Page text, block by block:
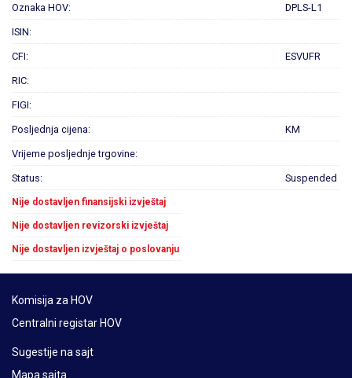
Oznaka HOV: DPLS-L1
ISIN:
CFI: ESVUFR
RIC:
FIGI:
Posljednja cijena: KM
Vrijeme posljednje trgovine:
Status: Suspended
Nije dostavljen finansijski izvještaj
Nije dostavljen revizorski izvještaj
Nije dostavljen izvještaj o poslovanju
Komisija za HOV
Centralni registar HOV
Sugestije na sajt
Mapa sajta